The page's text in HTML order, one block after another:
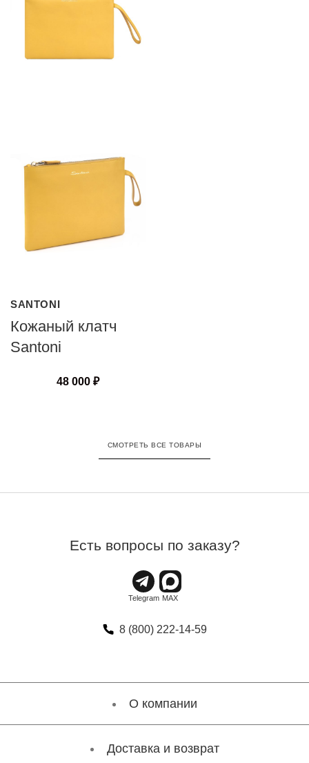
SANTONI
Кожаный клатч
Santoni
48 000 ₽
СМОТРЕТЬ ВСЕ ТОВАРЫ
Есть вопросы по заказу?
8 (800) 222-14-59
О компании
Доставка и возврат